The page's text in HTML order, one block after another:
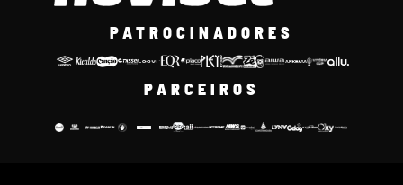
PATROCINADORES
PARCEIROS